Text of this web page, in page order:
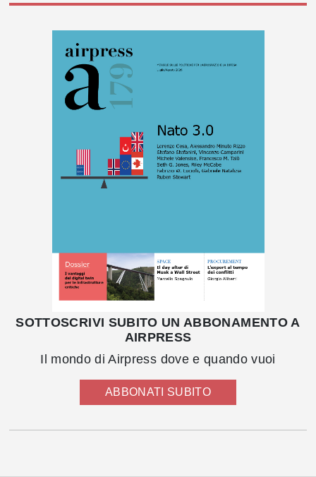
SOTTOSCRIVI SUBITO UN ABBONAMENTO A
AIRPRESS
Il mondo di Airpress dove e quando vuoi
ABBONATI SUBITO